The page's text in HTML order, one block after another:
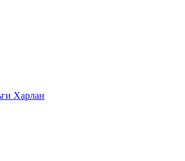
Харлан